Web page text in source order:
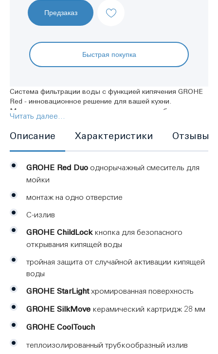
Предзаказ
Быстрая покупка
Система фильтрации воды с функцией кипячения GROHE
Red - инновационное решение для вашей кухни.
Мгновенно получите кипяток прямо из крана благодаря
утонченному и функциональному смесителю для кухни
помощью нажатия на кнопку, которая защищена от
использования детьми. Высокий C-образный излив
поворота в 150° увеличивает удобство использования.
Технология GROHE SilkMove обеспечивает плавность и
энергоэффективности продукта - A, что позволяет
перевести бойлер в режим каникул - в этом состоянии
температура воды будет ограничена 60° C. Способный
мгновенно предоставить до 5,5 л кипятка, бойлер сделан
из титана для превосходной защиты от коррозии, а
ослепительное хромовое покрытии смесителя GROHE
StarLight сохранит свой блеск на долгие годы. Фильтр
GROHE Red очищает воду от тяжелых металлов и
извести, увеличивая срок жизни как бойлера, так и
смесителя. П
Читать далее...
Описание
GROHE Red Duo однорычажный смеситель для
мойки
монтаж на одно отверстие
C-излив
GROHE ChildLockкнопка для безопасного
открывания кипящей воды
тройная защита от случайной активации кипящей
воды
GROHE StarLightхромированная поверхность
GROHE SilkMove керамический картридж 28 мм
GROHE CoolTouch
теплоизолированный трубкообразный излив
Характеристики Отзывы